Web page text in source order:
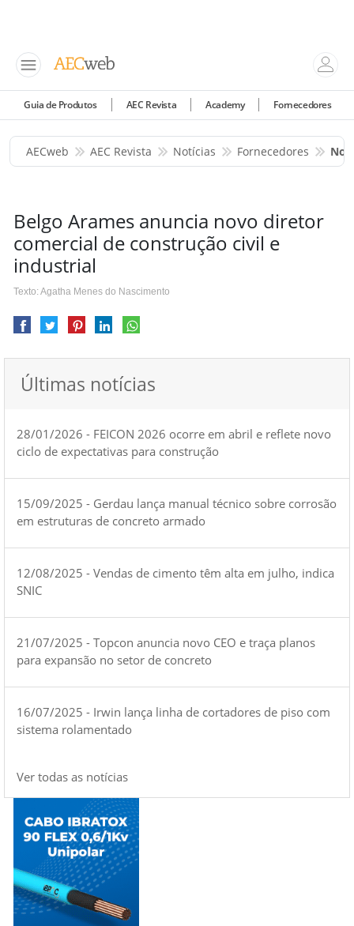
Guia de Produtos AEC Revista Academy Fornecedores
AECweb AEC Revista Notícias Fornecedores
Belgo Arames anuncia novo diretor
comercial de construção civil e
industrial
Texto: Agatha Menes do Nascimento
Últimas notícias
28/01/2026 - FEICON 2026 ocorre em abril e reflete novo
ciclo de expectativas para construção
15/09/2025 - Gerdau lança manual técnico sobre corrosão
em estruturas de concreto armado
12/08/2025 - Vendas de cimento têm alta em julho, indica
SNIC
21/07/2025 - Topcon anuncia novo CEO e traça planos
para expansão no setor de concreto
16/07/2025 - Irwin lança linha de cortadores de piso com
sistema rolamentado
Ver todas as notícias